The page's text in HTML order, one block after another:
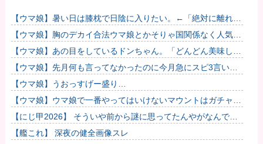
【ウマ娘】暑い日は膝枕で日陰に入りたい。←「絶対に離れた
くない場所だな」
【ウマ娘】胸のデカイ合法ウマ娘とかそりゃ国関係なく人気出
るわな
【ウマ娘】あの目をしているドンちゃん。「どんどん美味しく
実る…♡」
【ウマ娘】先月何も言ってなかったのに今月急にスピ3言い出
したのが怪しいよな。
【ウマ娘】うおっすげー盛り…
【ウマ娘】ウマ娘で一番やってはいけないマウントはガチャで
も育成でもグッズでもなく、これ。
【にじ甲2026】 そういや前から謎に思ってたんやがなんでマ
ドロックなんてアナウンス入ってたんや？
【艦これ】 深夜の健全画像スレ